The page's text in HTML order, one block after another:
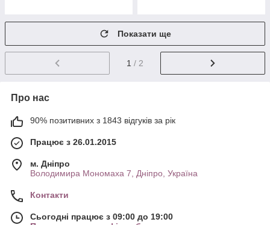
Показати ще
1 / 2
Про нас
90% позитивних з 1843 відгуків за рік
Працює з 26.01.2015
м. Дніпро
Володимира Мономаха 7, Дніпро, Україна
Контакти
Сьогодні працює з 09:00 до 19:00